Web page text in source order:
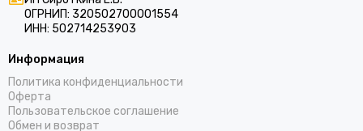
ОГРНИП: 320502700001554
ИНН: 502714253903
Информация
Политика конфиденциальности
Оферта
Пользовательское соглашение
Обмен и возврат